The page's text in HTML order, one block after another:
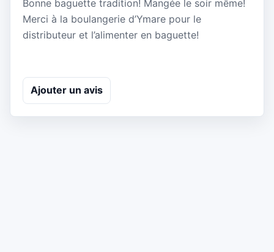
Bonne baguette tradition! Mangée le soir même!
Merci à la boulangerie d’Ymare pour le
distributeur et l’alimenter en baguette!
Ajouter un avis